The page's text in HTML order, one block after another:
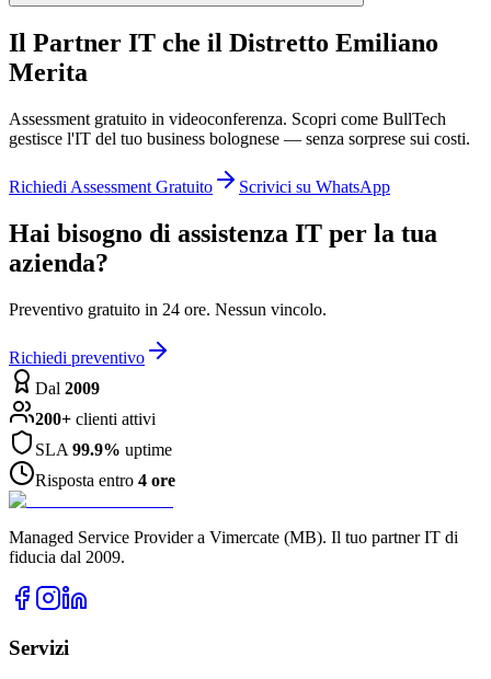
Il Partner IT che il Distretto Emiliano
Merita
Assessment gratuito in videoconferenza. Scopri come BullTech
gestisce l'IT del tuo business bolognese — senza sorprese sui costi.
Richiedi Assessment Gratuito Scrivici su WhatsApp
Hai bisogno di assistenza IT per la tua
azienda?
Preventivo gratuito in 24 ore. Nessun vincolo.
Richiedi preventivo
Dal 2009
200+ clienti attivi
SLA 99.9% uptime
Risposta entro 4 ore
Managed Service Provider a Vimercate (MB). Il tuo partner IT di
fiducia dal 2009.
Servizi